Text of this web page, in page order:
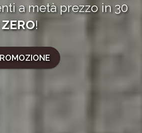
a metà prezzo in 30
!